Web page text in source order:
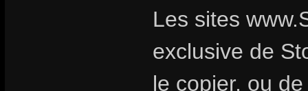
Les sites
exclusive de
le copier, ou